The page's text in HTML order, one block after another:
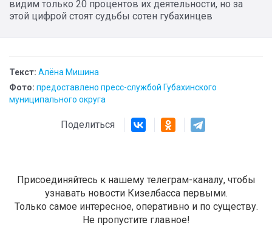
видим только 20 процентов их деятельности, но за
этой цифрой стоят судьбы сотен губахинцев
Текст: Алёна Мишина
Фото: предоставлено пресс-службой Губахинского
муниципального округа
Поделиться
Присоединяйтесь к нашему телеграм-каналу, чтобы
узнавать новости Кизелбасса первыми.
Только самое интересное, оперативно и по существу.
Не пропустите главное!